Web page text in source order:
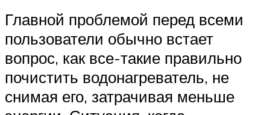
Главной проблемой перед всеми
пользователи обычно встает
вопрос, как все-такие правильно
почистить водонагреватель, не
снимая его, затрачивая меньше